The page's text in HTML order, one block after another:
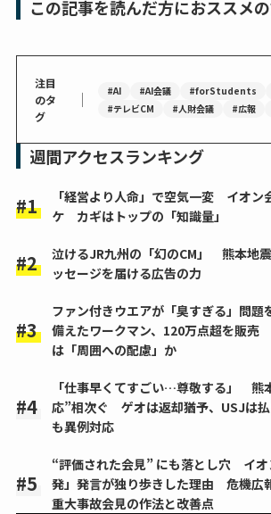
この記事を読んだ方におススメ
注目
のタ
グ
｜ #AI #AI会議 #forStudents
#テレビCM
#人財会議 #広報
週間アクセスランキング
「経営より人命」で空気一変 イオン
ケ カギはトップの「知識量」
泣けるJR九州の「幻のCM」 熊本地
ッセージを届ける広告の力
ファン付きウエアが「臭すぎる」問
備えたワークマン、120万点超を販売
は「周囲への配慮」か
「仕事早くてすごい…尊敬する」 熊
応”相次ぐ ゲオは返却猶予、USJは
も異例対応
“評価された会見” にも落とし穴 イ
発」発言が独り歩きした理由 危機広
重大事故会見の作法と改善点